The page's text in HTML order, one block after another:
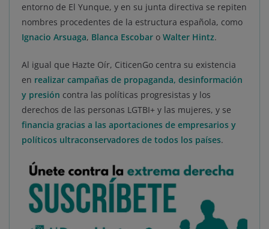
entorno de El Yunque, y en su junta directiva se repiten
nombres procedentes de la estructura española, como
Ignacio Arsuaga, Blanca Escobar o Walter Hintz.
Al igual que Hazte Oír, CiticenGo centra su existencia
en realizar campañas de propaganda, desinformación
y presión contra las políticas progresistas y los
derechos de las personas LGTBI+ y las mujeres, y se
financia gracias a las aportaciones de empresarios y
políticos ultraconservadores de todos los países.